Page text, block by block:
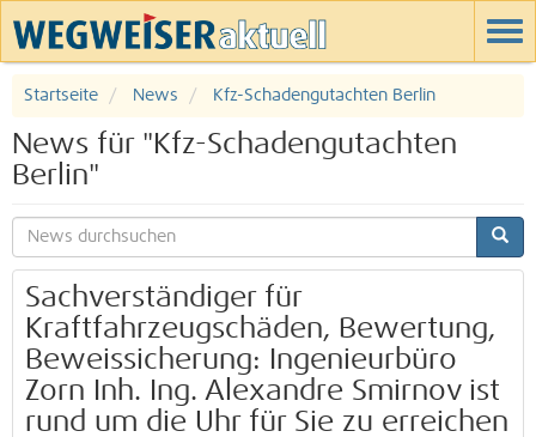
Startseite News Kfz-Schadengutachten Berlin
News für "Kfz-Schadengutachten
Berlin"
Sachverständiger für
Kraftfahrzeugschäden, Bewertung,
Beweissicherung: Ingenieurbüro
Zorn Inh. Ing. Alexandre Smirnov ist
rund um die Uhr für Sie zu erreichen